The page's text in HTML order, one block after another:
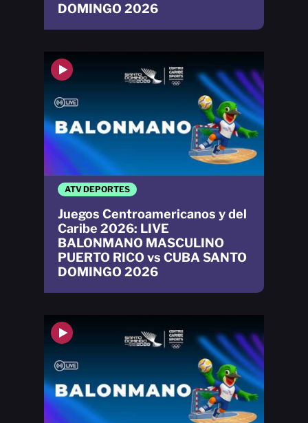
ATV DEPORTES
Juegos Centroamericanos y del
Caribe 2026: LIVE
BALONMANO MASCULINO
PUERTO RICO vs CUBA SANTO
DOMINGO 2026
DOMINGO 2026